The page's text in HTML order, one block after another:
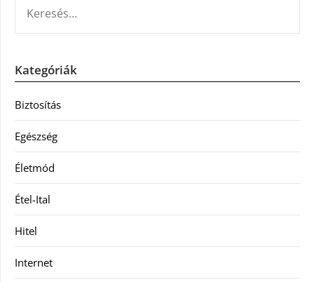
Kategóriák
Biztosítás
Egészség
Életmód
Étel-Ital
Hitel
Internet